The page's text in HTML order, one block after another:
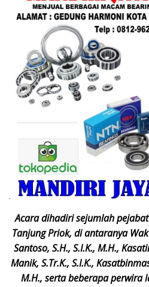
Acara dihadiri sejumlah
Tanjung Priok, di antaranya
Santoso, S.H., S.I.K., M.H.,
Manik, S.Tr.K., S.I.K.,
M.H., serta beberapa perwira